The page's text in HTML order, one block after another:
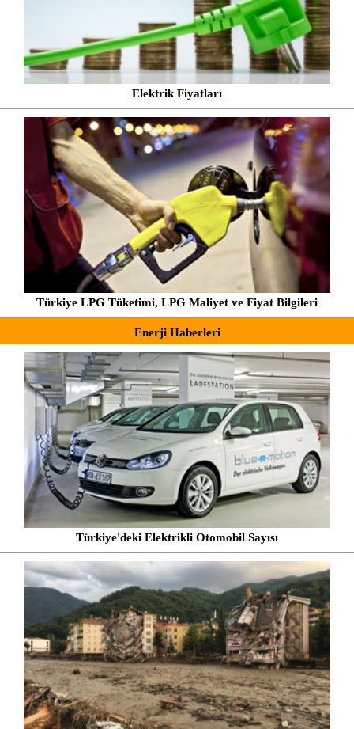
Elektrik Fiyatları
Türkiye LPG Tüketimi, LPG Maliyet ve Fiyat Bilgileri
Enerji Haberleri
Türkiye'deki Elektrikli Otomobil Sayısı